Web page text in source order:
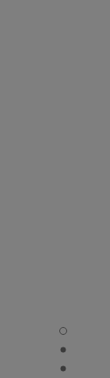
LES
LES
LES